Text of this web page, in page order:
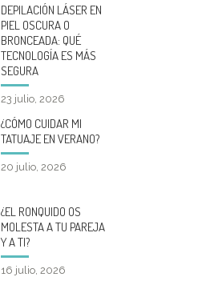
DEPILACIÓN LÁSER EN
PIEL OSCURA O
BRONCEADA: QUÉ
TECNOLOGÍA ES MÁS
SEGURA
23 julio, 2026
¿CÓMO CUIDAR MI
TATUAJE EN VERANO?
20 julio, 2026
¿EL RONQUIDO OS
MOLESTA A TU PAREJA
Y A TI?
16 julio, 2026